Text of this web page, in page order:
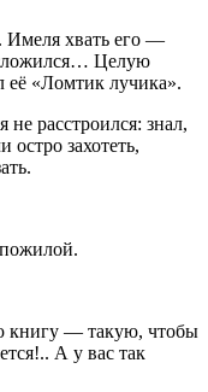
Имеля хвать его —
Целую
её «Ломтик лучика».
расстроился: знал,
остро захотеть,
книгу — такую, чтобы
А у вас так